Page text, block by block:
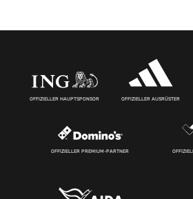
OFFIZIELLER HAUPTSPONSOR OFFIZIELLER AUSRÜSTER
OFFIZIELLER PREMIUM-PARTNER